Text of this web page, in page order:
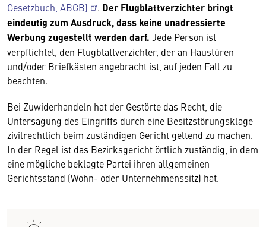
Gesetzbuch, ABGB)
. Der Flugblattverzichter bringt
eindeutig zum Ausdruck, dass keine unadressierte
Werbung zugestellt werden darf. Jede Person ist
verpflichtet, den Flugblattverzichter, der an Haustüren
und/oder Briefkästen angebracht ist, auf jeden Fall zu
beachten.
Bei Zuwiderhandeln hat der Gestörte das Recht, die
Untersagung des Eingriffs durch eine Besitzstörungsklage
zivilrechtlich beim zuständigen Gericht geltend zu machen.
In der Regel ist das Bezirksgericht örtlich zuständig, in dem
eine mögliche beklagte Partei ihren allgemeinen
Gerichtsstand (Wohn- oder Unternehmenssitz) hat.